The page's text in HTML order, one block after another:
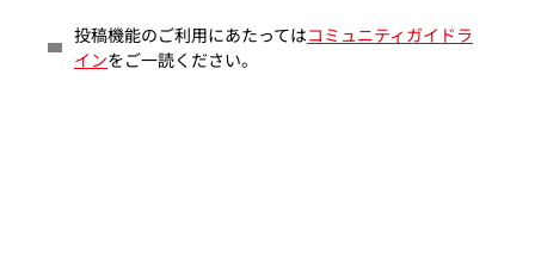
投稿機能のご利用にあたってはコミュニティガイドラ
インをご一読ください。